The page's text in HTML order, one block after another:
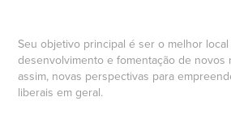
Seu objetivo principal é ser o melhor
desenvolvimento e fomentação de novos
assim, novas perspectivas para
liberais em geral.